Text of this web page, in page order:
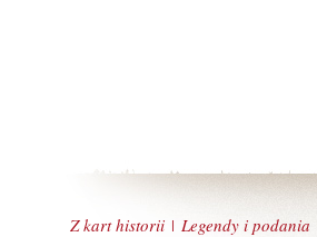
Z kart historii | Legendy i podania